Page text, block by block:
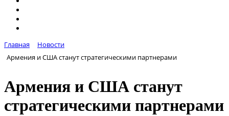
Главная
Новости
Армения и США станут стратегическими партнерами
Армения и США станут
стратегическими партнерами